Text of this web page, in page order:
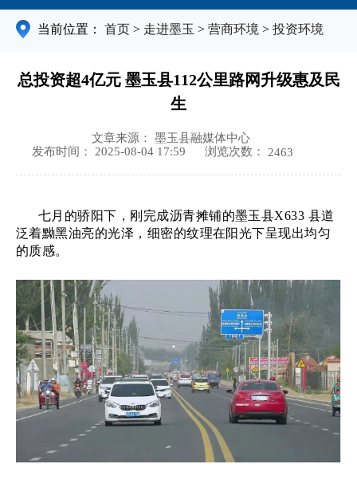
当前位置： 首页 > 走进墨玉 > 营商环境 > 投资环境
总投资超4亿元 墨玉县112公里路网升级惠及民
生
文章来源： 墨玉县融媒体中心
发布时间： 2025-08-04 17:59
浏览次数： 2463
七月的骄阳下，刚完成沥青摊铺的墨玉县X633 县道
泛着黝黑油亮的光泽，细密的纹理在阳光下呈现出均匀
的质感。